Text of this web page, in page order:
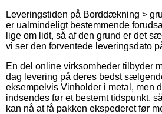
Leveringstiden på Borddækning >
er ualmindeligt bestemmende
lige om lidt, så af den grund er det
vi ser den forventede leveringsdato
En del online virksomheder tilbyder
dag levering på deres bedst
eksempelvis Vinholder i metal, men
indsendes før et bestemt tidspunkt,
kan nå at få pakken ekspederet før